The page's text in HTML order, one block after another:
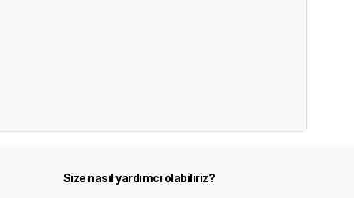
Size nasıl yardımcı olabiliriz?